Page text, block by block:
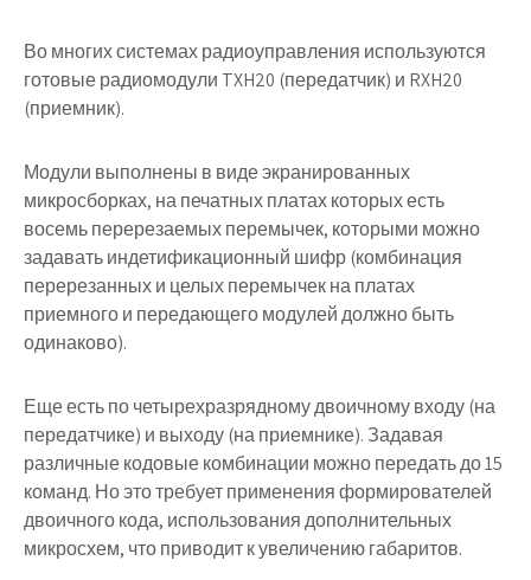
Во многихсистемах радиоуправления используются
готовыерадиомодули TXH20 (передатчик) и RXH20
(приемник).
Модули выполнены в виде экранированных
микросборках, на печатных платах которых есть
восемь перерезаемых перемычек, которыми можно
задавать индетификационный шифр (комбинация
перерезанных и целых перемычек на платах
приемного и передающего модулей должно быть
одинаково).
Еще есть по четырехразрядному двоичному входу (на
передатчике) и выходу (на приемнике). Задавая
различные кодовые комбинации можно передать до 15
команд. Но это требует применения формирователей
двоичного кода, использования дополнительных
микросхем, что приводит к увеличению габаритов.